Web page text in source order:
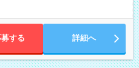
募する 詳細へ